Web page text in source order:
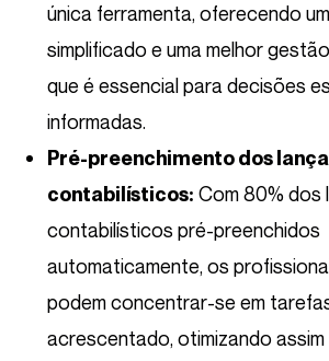
única ferramenta, oferecendo
simplificado e uma melhor
que é essencial para decisões
informadas.
Pré-preenchimento dos
contabilísticos: Com 80% dos
contabilísticos pré-preenchidos
automaticamente, os
podem concentrar-se em
acrescentado, otimizando assim